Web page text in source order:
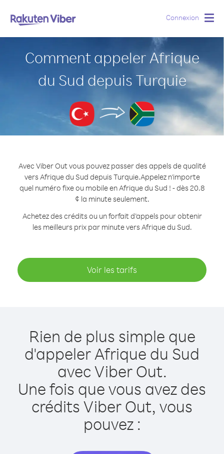
Connexion
Comment appeler Afrique
du Sud depuis Turquie
Avec Viber Out vous pouvez passer des appels de qualité
vers Afrique du Sud depuis Turquie.Appelez n'importe
quel numéro fixe ou mobile en Afrique du Sud ! - dès 20.8
¢ la minute seulement.
Achetez des crédits ou un forfait d’appels pour obtenir
les meilleurs prix par minute vers Afrique du Sud.
Voir les tarifs
Rien de plus simple que
d'appeler Afrique du Sud
avec Viber Out.
Une fois que vous avez des
crédits Viber Out, vous
pouvez :